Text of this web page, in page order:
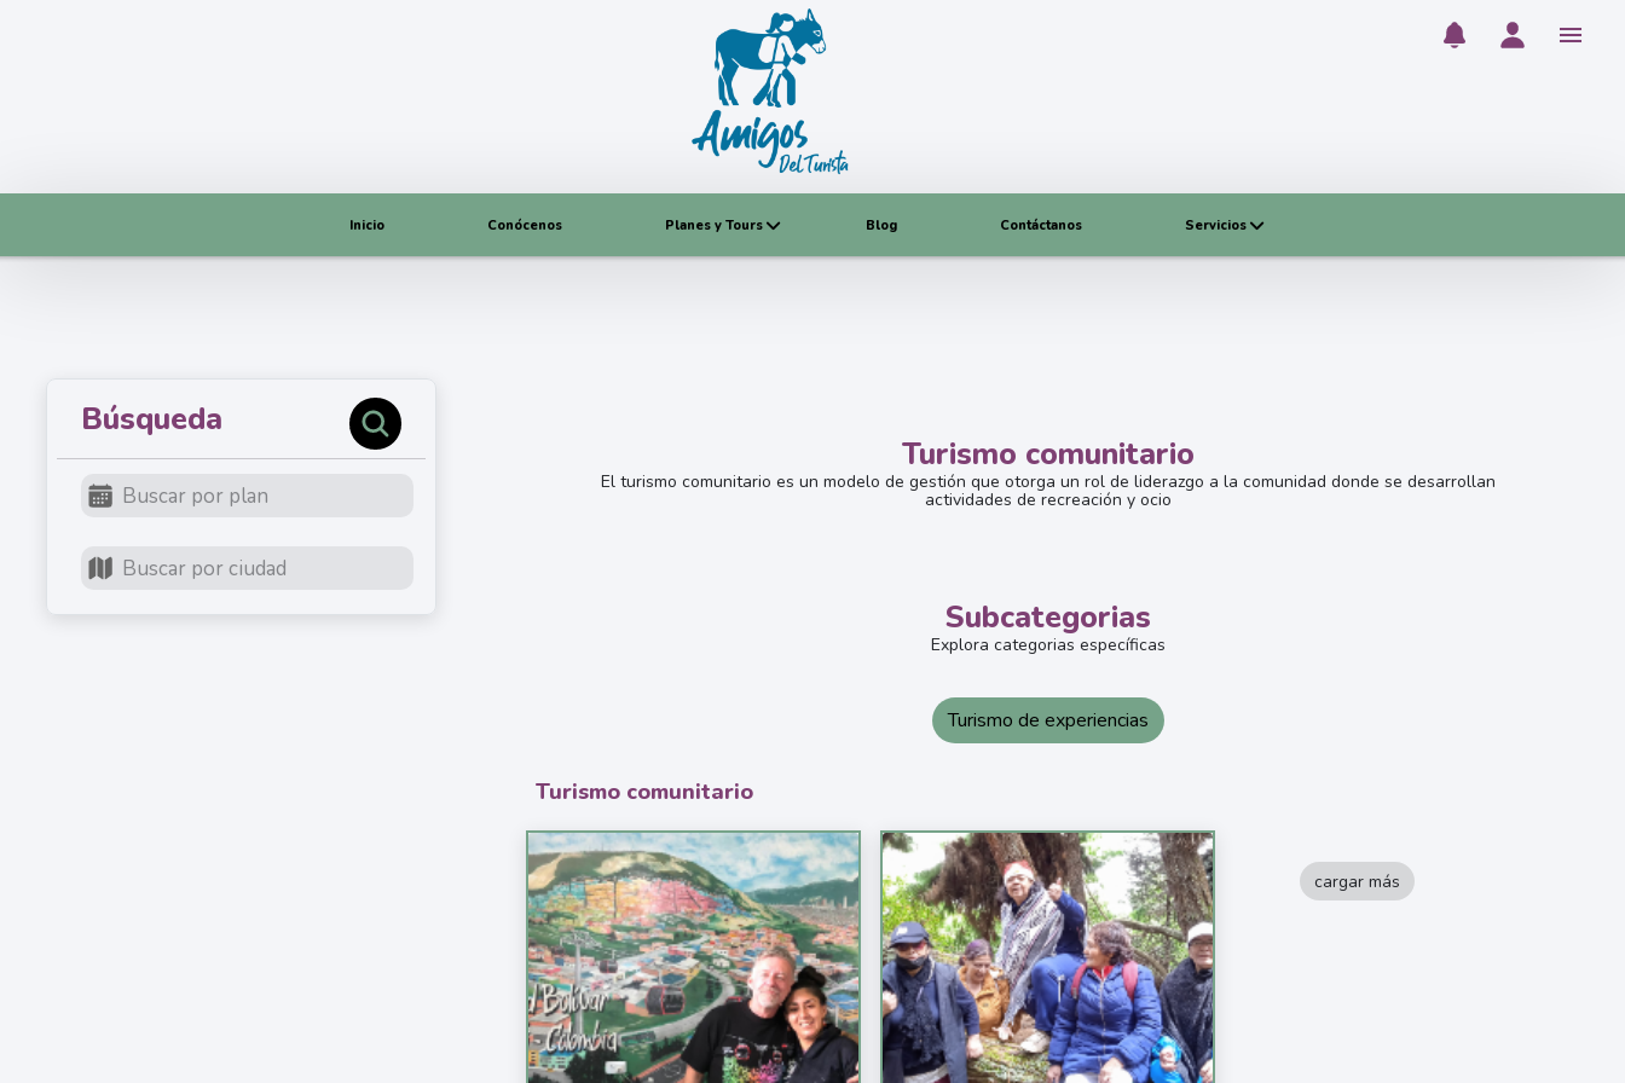
Inicio Conócenos Planes y Tours Blog Contáctanos Servicios
Búsqueda
Turismo comunitario
El turismo comunitario es un modelo de gestión que otorga un rol de liderazgo a la comunidad donde se desarrollan
actividades de recreación y ocio
Subcategorias
Explora categorias específicas
Turismo de experiencias
Turismo comunitario
cargar más